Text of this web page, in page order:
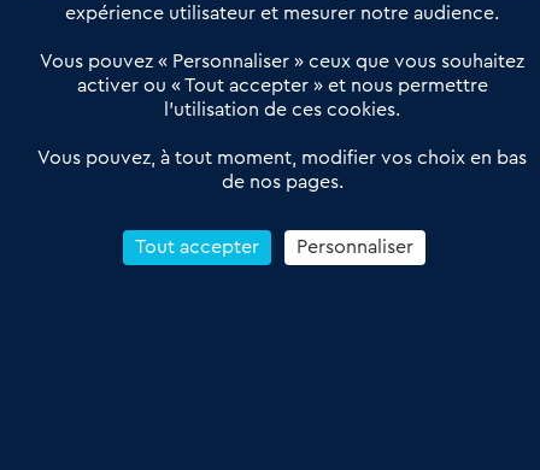
Derniers articles
Réseau 3C : un partenaire national dédié aux transactions
Petitscommerces : Un partenariat au service du commerce de
proximité et des territoires
Reprendre un Restaurant Rapide
expérience utilisateur et mesurer notre audience.
Vous pouvez « Personnaliser » ceux que vous souhaitez
activer ou « Tout accepter » et nous permettre
l’utilisation de ces cookies.
Vous pouvez, à tout moment, modifier vos choix en bas
de nos pages.
Tout accepter Personnaliser